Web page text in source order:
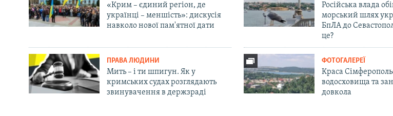
«Крим – єдиний регіон, де
українці – меншість»: дискусія
навколо нової пам'ятної дати
Російська влада
морський шлях
БпЛА до
це?
ПРАВА ЛЮДИНИ
Мить – і ти шпигун. Як у
кримських судах розглядають
звинувачення в держзраді
ФОТОГАЛЕРЕЇ
Краса
водосховища та
довкола